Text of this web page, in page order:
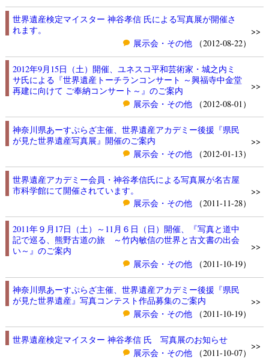
世界遺産検定マイスター 神谷孝信 氏による写真展が開催さ
れます。
展示会・その他
（2012-08-22）
>>
2012年9月15日（土）開催、ユネスコ平和芸術家・城之内ミ
サ氏による『世界遺産トーチランコンサート ～興福寺中金堂
再建に向けて ご奉納コンサート～』のご案内
展示会・その他
（2012-08-01）
>>
神奈川県あーすぷらざ主催、世界遺産アカデミー後援『県民
が見た世界遺産写真展』開催のご案内
展示会・その他
（2012-01-13）
>>
世界遺産アカデミー会員・神谷孝信氏による写真展が名古屋
市科学館にて開催されています。
展示会・その他
（2011-11-28）
>>
2011年９月17日（土）～11月６日（日）開催、『写真と道中
記で巡る、熊野古道の旅 ～竹内敏信の世界と古文書の出会
い～』のご案内
展示会・その他
（2011-10-19）
>>
神奈川県あーすぷらざ主催、世界遺産アカデミー後援『県民
が見た世界遺産』写真コンテスト作品募集のご案内
展示会・その他
（2011-10-19）
>>
世界遺産検定マイスター 神谷孝信 氏 写真展のお知らせ
展示会・その他
（2011-10-07）
>>